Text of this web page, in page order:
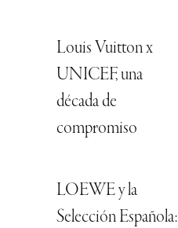
Louis Vuitton x
UNICEF, una
década de
compromiso
LOEWE y la
Selección Española: